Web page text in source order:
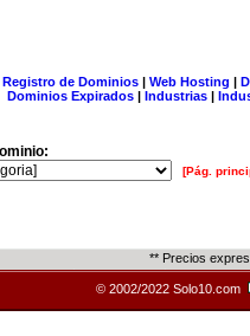
Registro de Dominios| Web Hosting |
Dominios Expirados | Industrias |
[Pág.
** Precios
© 2002/2022 Solo10.com